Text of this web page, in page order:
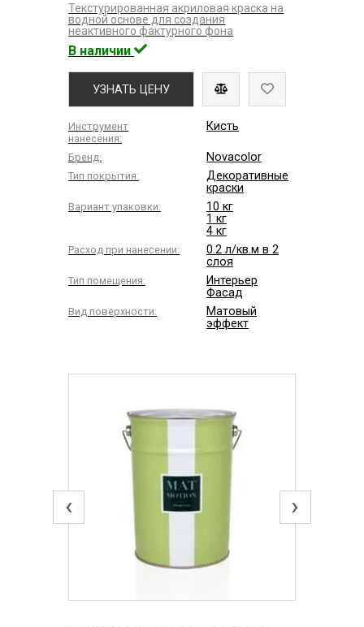
Текстурированная акриловая краска на
водной основе для создания
неактивного фактурного фона
В наличии
УЗНАТЬ ЦЕНУ
Инструмент
нанесения:
Кисть
Бренд: Novacolor
Тип покрытия:
Декоративные
краски
Вариант упаковки:
10 кг
1 кг
4 кг
Расход при нанесении:
0.2 л/кв.м в 2
слоя
Тип помещения:
Интерьер
Фасад
Вид поверхности:
Матовый
эффект
‹ ›